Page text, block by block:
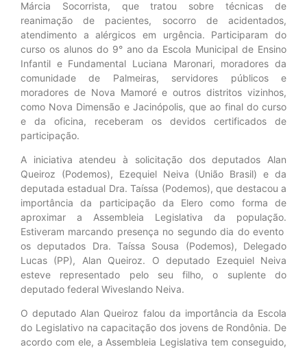
Márcia Socorrista, que tratou sobre técnicas de
reanimação de pacientes, socorro de acidentados,
atendimento a alérgicos em urgência. Participaram do
curso os alunos do 9° ano da Escola Municipal de Ensino
Infantil e Fundamental Luciana Maronari, moradores da
comunidade de Palmeiras, servidores públicos e
moradores de Nova Mamoré e outros distritos vizinhos,
como Nova Dimensão e Jacinópolis, que ao final do curso
e da oficina, receberam os devidos certificados de
participação.
A iniciativa atendeu à solicitação dos deputados Alan
Queiroz (Podemos), Ezequiel Neiva (União Brasil) e da
deputada estadual Dra. Taíssa (Podemos), que destacou a
importância da participação da Elero como forma de
aproximar a Assembleia Legislativa da população.
Estiveram marcando presença no segundo dia do evento
os deputados Dra. Taíssa Sousa (Podemos), Delegado
Lucas (PP), Alan Queiroz. O deputado Ezequiel Neiva
esteve representado pelo seu filho, o suplente do
deputado federal Wiveslando Neiva.
O deputado Alan Queiroz falou da importância da Escola
do Legislativo na capacitação dos jovens de Rondônia. De
acordo com ele, a Assembleia Legislativa tem conseguido,